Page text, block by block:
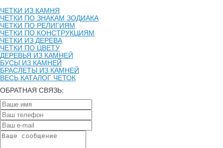
ЧЕТКИ ИЗ КАМНЯ
ЧЕТКИ ПО ЗНАКАМ ЗОДИАКА
ЧЕТКИ ПО РЕЛИГИЯМ
ЧЕТКИ ПО КОНСТРУКЦИЯМ
ЧЕТКИ ИЗ ДЕРЕВА
ЧЕТКИ ПО ЦВЕТУ
ДЕРЕВЬЯ ИЗ КАМНЕЙ
БУСЫ ИЗ КАМНЕЙ
БРАСЛЕТЫ ИЗ КАМНЕЙ
ВЕСЬ КАТАЛОГ ЧЕТОК
ОБРАТНАЯ СВЯЗЬ: